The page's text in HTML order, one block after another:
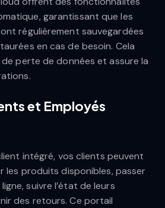
garantissant que les
régulièrement sauvegardées
en cas de besoin. Cela
de perte de données et assure la
et Employés
intégré, vos clients peuvent
les produits disponibles, passer
suivre l’état de leurs
des retours. Ce portail